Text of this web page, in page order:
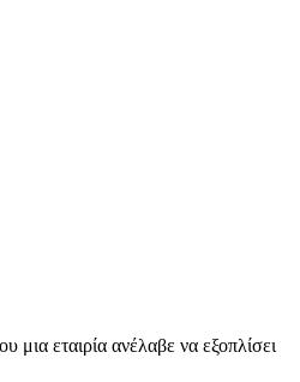
εταιρία ανέλαβε να εξοπλίσει